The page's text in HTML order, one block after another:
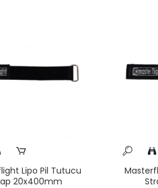
Lipo Pil Tutucu
20x400mm